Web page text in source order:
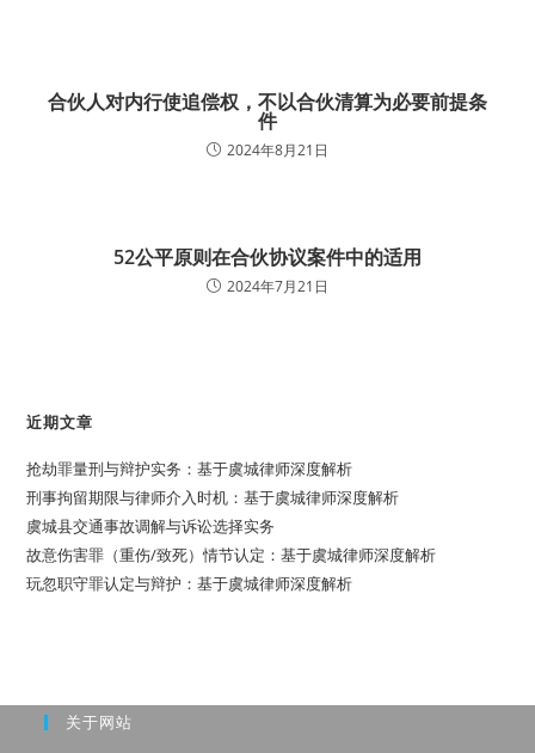
合伙人对内行使追偿权，不以合伙清算为必要前提条
件
2024年8月21日
52公平原则在合伙协议案件中的适用
2024年7月21日
近期文章
抢劫罪量刑与辩护实务：基于虞城律师深度解析
刑事拘留期限与律师介入时机：基于虞城律师深度解析
虞城县交通事故调解与诉讼选择实务
故意伤害罪（重伤/致死）情节认定：基于虞城律师深度解析
玩忽职守罪认定与辩护：基于虞城律师深度解析
关于网站